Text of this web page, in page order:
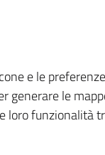
e le
generare le
funzionalità